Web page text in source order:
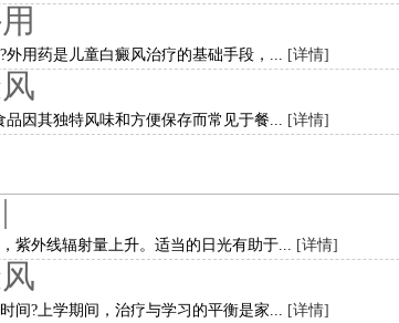
用药是儿童白癜风治疗的基础手段，... [详情]
因其独特风味和方便保存而常见于餐... [详情]
紫外线辐射量上升。适当的日光有助于... [详情]
间?上学期间，治疗与学习的平衡是家... [详情]